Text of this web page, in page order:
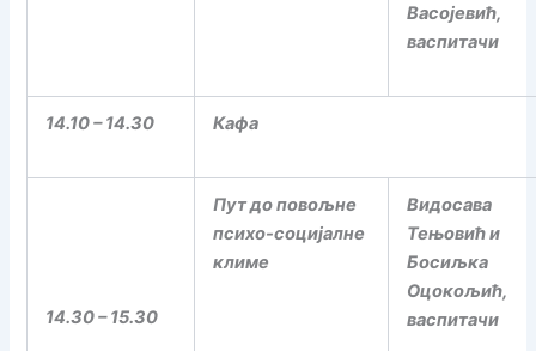
Васојевић,
васпитачи
14.10 – 14.30 Кафа
14.30 – 15.30
Пут до повољне
психо-социјалне
климе
Видосава
Тењовић и
Босиљка
Оцокољић,
васпитачи